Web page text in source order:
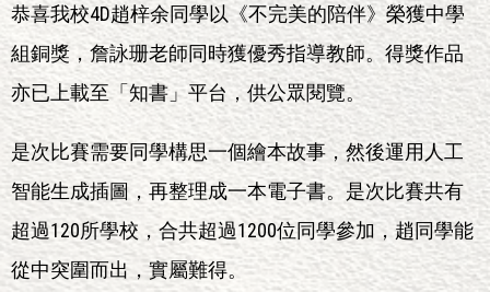
恭喜我校4D趙梓余同學以《不完美的陪伴》榮獲中學
組銅獎，詹詠珊老師同時獲優秀指導教師。得獎作品
亦已上載至「知書」平台，供公眾閱覽。
是次比賽需要同學構思一個繪本故事，然後運用人工
智能生成插圖，再整理成一本電子書。是次比賽共有
超過120所學校，合共超過1200位同學參加，趙同學能
從中突圍而出，實屬難得。